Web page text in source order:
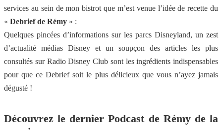
services au sein de mon bistrot que m’est venue l’idée de recette du
« Debrief de Rémy » :
Quelques pincées d’informations sur les parcs Disneyland, un zest
d’actualité médias Disney et un soupçon des articles les plus
consultés sur Radio Disney Club sont les ingrédients indispensables
pour que ce Debrief soit le plus délicieux que vous n’ayez jamais
dégusté !
Découvrez le dernier Podcast de Rémy de la